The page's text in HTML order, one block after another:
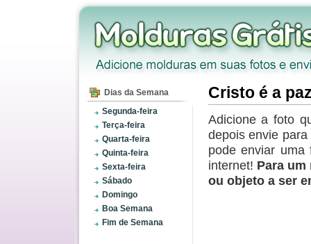
Dias da Semana
Segunda-feira
Terça-feira
Quarta-feira
Quinta-feira
Sexta-feira
Sábado
Domingo
Boa Semana
Fim de Semana
Cristo é a
Adicione a foto
depois envie
pode enviar
internet! Para
ou objeto a ser